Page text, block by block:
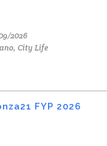
2026
City Life
FYP 2026